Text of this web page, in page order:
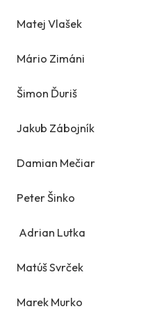
Matej Vlašek
Mário Zimáni
Šimon Ďuriš
Jakub Zábojník
Damian Mečiar
Peter Šinko
Adrian Lutka
Matúš Svrček
Marek Murko